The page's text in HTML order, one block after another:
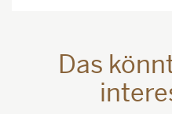
Das